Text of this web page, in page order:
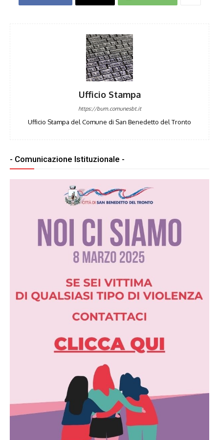
Ufficio Stampa
https://bum.comunesbt.it
Ufficio Stampa del Comune di San Benedetto del Tronto
- Comunicazione Istituzionale -